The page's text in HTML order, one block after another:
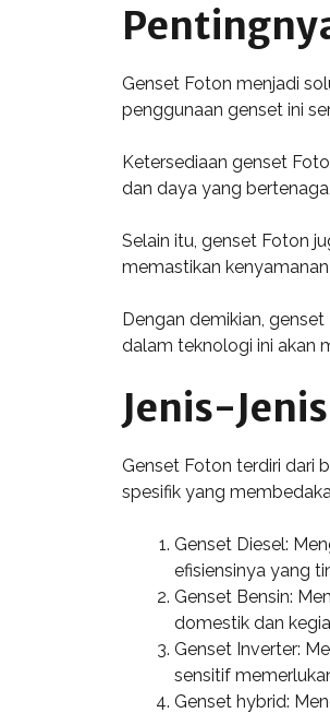
Genset Foton menjadi
penggunaan genset ini
Ketersediaan genset
dan daya yang
Selain itu, genset Foton
memastikan
Dengan demikian,
dalam teknologi ini akan
Jenis-
Genset Foton terdiri dari
spesifik yang
Genset Diesel:
efisiensinya yang
Genset Bensin:
domestik dan
Genset Inverter:
sensitif
Genset hybrid: